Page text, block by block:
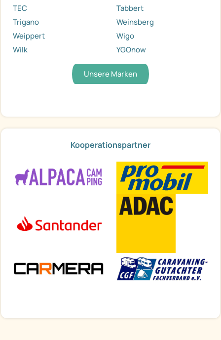
TEC
Tabbert
Trigano
Weinsberg
Weippert
Wigo
Wilk
YGOnow
Unsere Marken
Kooperationspartner